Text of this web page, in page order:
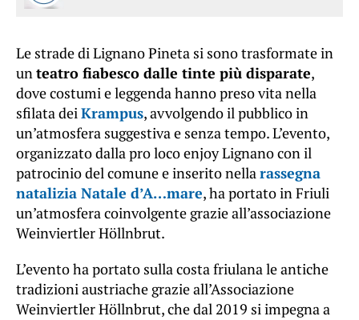
Le strade di Lignano Pineta si sono trasformate in
unteatro fiabesco dalle tinte più disparate,
dove costumi e leggenda hanno preso vita nella
sfilata deiKrampus, avvolgendo il pubblico in
un’atmosfera suggestiva e senza tempo. L’evento,
organizzato dalla pro loco enjoy Lignano con il
patrocinio del comune e inserito nellarassegna
natalizia Natale d’A…mare, ha portato in Friuli
un’atmosfera coinvolgente grazie all’associazione
Weinviertler Höllnbrut.
L’evento ha portato sulla costa friulana le antiche
tradizioni austriache grazie all’Associazione
Weinviertler Höllnbrut, che dal 2019 si impegna a